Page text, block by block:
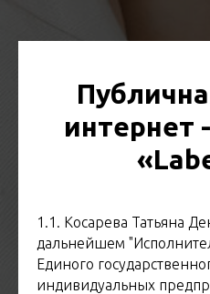
интернет
1.1. Косарева Татьяна
дальнейшем
Единого
индивидуальных